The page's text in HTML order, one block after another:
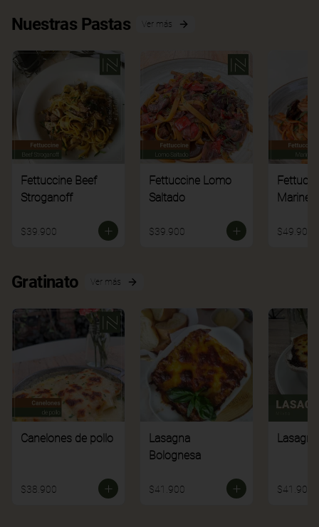
Nuestras Pastas Ver más
Fettuccine Beef
Stroganoff
$39.900
Fettuccine Lomo
Saltado
$39.900
Marinera
$49.900
Gratinato Ver más
Canelones de pollo
$38.900
Lasagna
Bolognesa
$41.900 $41.900